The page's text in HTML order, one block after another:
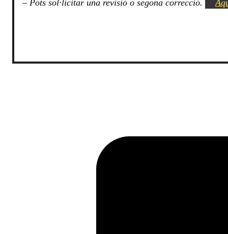
– Pots sol·licitar una revisió o segona correcció.